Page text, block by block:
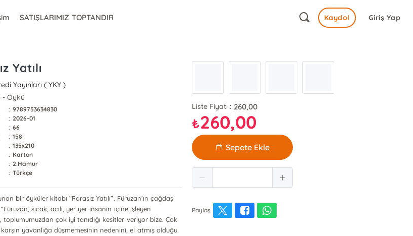
SATIŞLARIMIZ TOPTANDIR Giriş Yap
Kaydol
Yatılı
Yayınları ( YKY )
- Öykü
: 9789753634830
: 2026-01
: 66
: 158
: 135x210
: Karton
: 2.Hamur
: Türkçe
bir öyküler kitabı “Parasız Yatılı”. Füruzan’ın çağdaş
sıcak, acılı, yer yer insanın içine işleyen
toplumumuzdan çok iyi tanıdığı kesitler veriyor bize. Çok
karşın yavanlığa düşmemesinin nedenini, el atmış olduğu
Liste Fiyatı : 260,00
₺260,00
Sepete Ekle
Paylaş